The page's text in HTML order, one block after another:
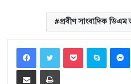
প্রবীণ সাংবাদিক ডিএম
FacebookTwitter Pocket Skype
Share via Email Print